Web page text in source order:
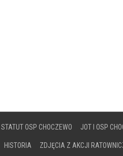
STATUT OSP CHOCZEWO JOT I OSP
HISTORIA ZDJĘCIA Z AKCJI